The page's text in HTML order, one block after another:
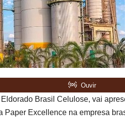
Brasil Celulose, vai
Excellence na empresa